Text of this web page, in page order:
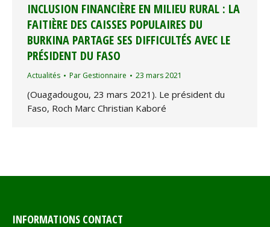
INCLUSION FINANCIÈRE EN MILIEU RURAL : LA
FAITIÈRE DES CAISSES POPULAIRES DU
BURKINA PARTAGE SES DIFFICULTÉS AVEC LE
PRÉSIDENT DU FASO
Actualités Par Gestionnaire 23 mars 2021
(Ouagadougou, 23 mars 2021). Le président du
Faso, Roch Marc Christian Kaboré
INFORMATIONS CONTACT